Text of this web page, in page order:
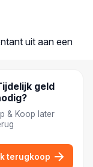
geld
& Koop later
terugkoop